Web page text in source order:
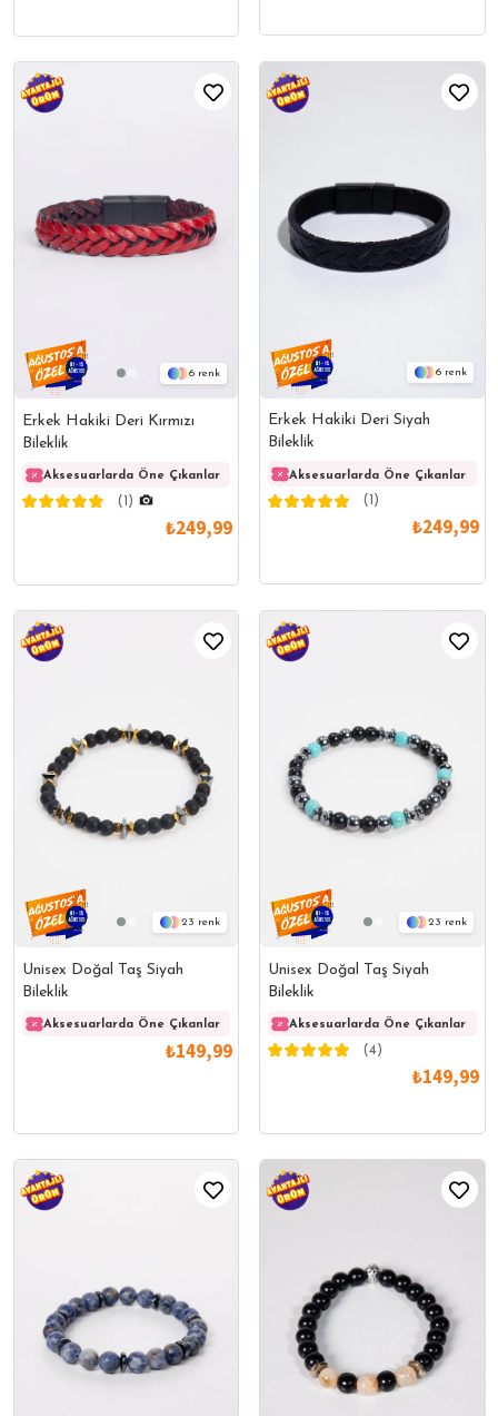
6
Erkek Hakiki Deri Kırmızı
Bileklik
Aksesuarlarda Öne Çıkanlar Aksesuarlarda Öne Çıkanlar
(1)
₺249,99
6
Erkek Hakiki Deri Siyah
Bileklik
Aksesuarlarda Öne Çıkanlar
(1)
₺249,99
23
Unisex Doğal Taş Siyah
Bileklik
Aksesuarlarda Öne Çıkanlar Aksesuarlarda Öne Çıkanlar
₺149,99
23
Unisex Doğal Taş Siyah
Bileklik
Aksesuarlarda Öne Çıkanlar
(4)
₺149,99